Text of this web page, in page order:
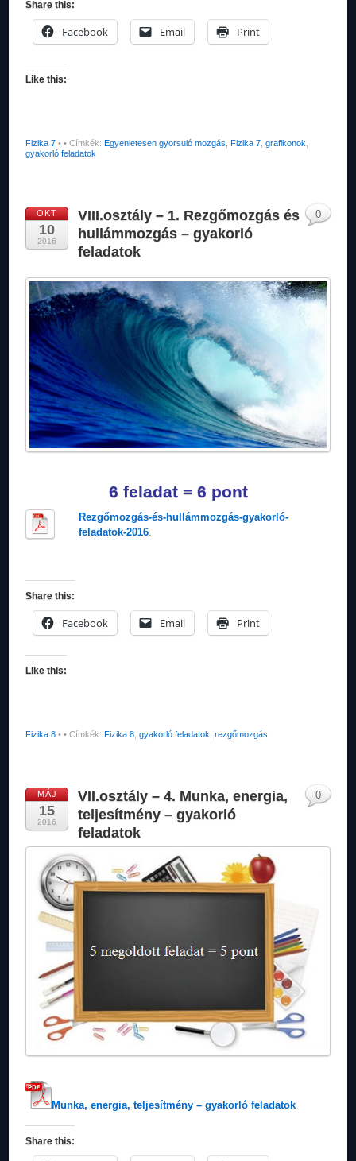
Share this:
Facebook Email Print
Like this:
Fizika 7 • • Címkék: Egyenletesen gyorsuló mozgás Fizika 7 ,grafikonok
gyakorló feladatok
OKT
10
2016
VIII.osztály – 1. Rezgőmozgás és
hullámmozgás – gyakorló
feladatok
6 feladat = 6 pont
Rezgőmozgás-és-hullámmozgás-gyakorló-
feladatok-2016.
Share this:
Facebook Email Print
Like this:
Fizika 8 •
0
• Címkék:Fizika 8 ,gyakorló feladatok ,rezgőmozgás
MÁJ
15
2016
VII.osztály – 4. Munka, energia,
teljesítmény – gyakorló
feladatok
Munka, energia, teljesítmény – gyakorló feladatok
Share this:
0